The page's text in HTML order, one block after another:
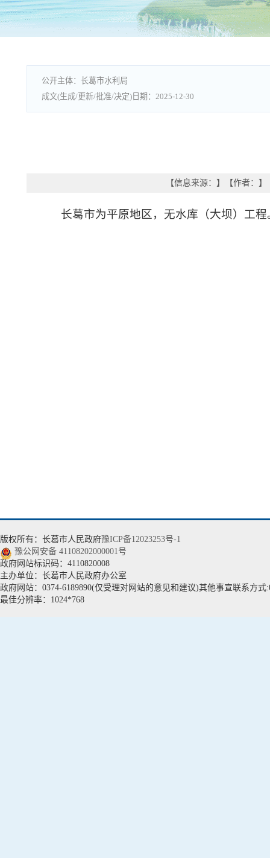
长葛市水利局
2025-12-30
【信息来源： 】 【作者： 】
长葛市为平原地区，无水库（大坝） 工程
版权所有：长葛市人民政府豫ICP备12023253号-1
豫公网安备 41108202000001号
政府网站标识码：4110820008
主办单位：长葛市人民政府办公室
政府网站：0374-6189890(仅受理对网站的意见和建议)其他事宣联系方式
最佳分辨率：1024*768